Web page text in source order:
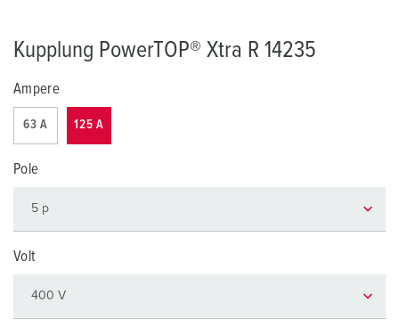
Kupplung PowerTOP® Xtra R 14235
Ampere
63 A 125 A
Pole
Volt